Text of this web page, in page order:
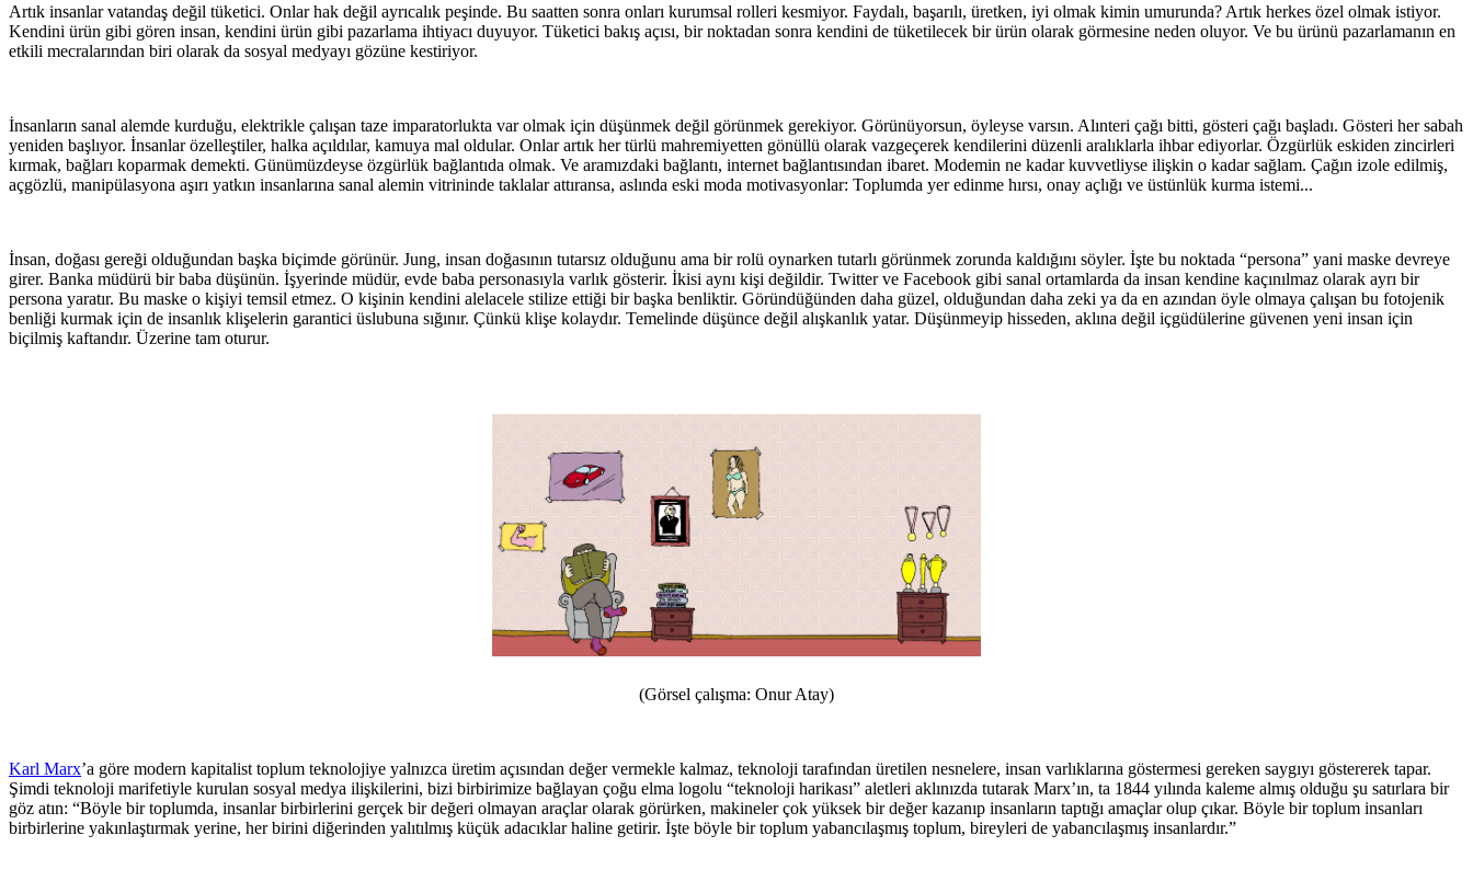
Artık insanlar vatandaş değil tüketici. Onlar hak değil ayrıcalık peşinde. Bu saatten sonra onları kurumsal rolleri kesmiyor. Faydalı, başarılı, üretken, iyi olmak kimin umurunda? Artık herkes özel olmak istiyor.
Kendini ürün gibi gören insan, kendini ürün gibi pazarlama ihtiyacı duyuyor. Tüketici bakış açısı, bir noktadan sonra kendini de tüketilecek bir ürün olarak görmesine neden oluyor. Ve bu ürünü pazarlamanın en
etkili mecralarından biri olarak da sosyal medyayı gözüne kestiriyor.
İnsanların sanal alemde kurduğu, elektrikle çalışan taze imparatorlukta var olmak için düşünmek değil görünmek gerekiyor. Görünüyorsun, öyleyse varsın. Alınteri çağı bitti, gösteri çağı başladı. Gösteri her sabah
yeniden başlıyor. İnsanlar özelleştiler, halka açıldılar, kamuya mal oldular. Onlar artık her türlü mahremiyetten gönüllü olarak vazgeçerek kendilerini düzenli aralıklarla ihbar ediyorlar. Özgürlük eskiden zincirleri
kırmak, bağları koparmak demekti. Günümüzdeyse özgürlük bağlantıda olmak. Ve aramızdaki bağlantı, internet bağlantısından ibaret. Modemin ne kadar kuvvetliyse ilişkin o kadar sağlam. Çağın izole edilmiş,
açgözlü, manipülasyona aşırı yatkın insanlarına sanal alemin vitrininde taklalar attıransa, aslında eski moda motivasyonlar: Toplumda yer edinme hırsı, onay açlığı ve üstünlük kurma istemi...
İnsan, doğası gereği olduğundan başka biçimde görünür. Jung, insan doğasının tutarsız olduğunu ama bir rolü oynarken tutarlı görünmek zorunda kaldığını söyler. İşte bu noktada “persona” yani maske devreye
girer. Banka müdürü bir baba düşünün. İşyerinde müdür, evde baba personasıyla varlık gösterir. İkisi aynı kişi değildir. Twitter ve Facebook gibi sanal ortamlarda da insan kendine kaçınılmaz olarak ayrı bir
persona yaratır. Bu maske o kişiyi temsil etmez. O kişinin kendini alelacele stilize ettiği bir başka benliktir. Göründüğünden daha güzel, olduğundan daha zeki ya da en azından öyle olmaya çalışan bu fotojenik
benliği kurmak için de insanlık klişelerin garantici üslubuna sığınır. Çünkü klişe kolaydır. Temelinde düşünce değil alışkanlık yatar. Düşünmeyip hisseden, aklına değil içgüdülerine güvenen yeni insan için
biçilmiş kaftandır. Üzerine tam oturur.
(Görsel çalışma: Onur Atay)
Karl Marx’a göre modern kapitalist toplum teknolojiye yalnızca üretim açısından değer vermekle kalmaz, teknoloji tarafından üretilen nesnelere, insan varlıklarına göstermesi gereken saygıyı göstererek tapar.
Şimdi teknoloji marifetiyle kurulan sosyal medya ilişkilerini, bizi birbirimize bağlayan çoğu elma logolu “teknoloji harikası” aletleri aklınızda tutarak Marx’ın, ta 1844 yılında kaleme almış olduğu şu satırlara bir
göz atın: “Böyle bir toplumda, insanlar birbirlerini gerçek bir değeri olmayan araçlar olarak görürken, makineler çok yüksek bir değer kazanıp insanların taptığı amaçlar olup çıkar. Böyle bir toplum insanları
birbirlerine yakınlaştırmak yerine, her birini diğerinden yalıtılmış küçük adacıklar haline getirir. İşte böyle bir toplum yabancılaşmış toplum, bireyleri de yabancılaşmış insanlardır.”